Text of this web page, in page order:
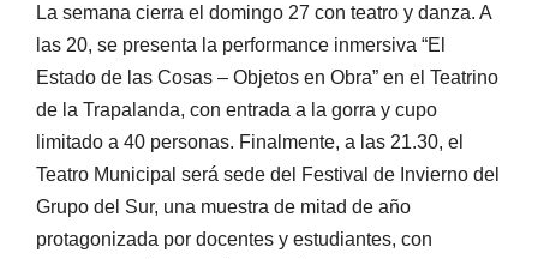
La semana cierra el domingo 27 con teatro y danza. A
las 20, se presenta la performance inmersiva “El
Estado de las Cosas – Objetos en Obra” en el Teatrino
de la Trapalanda, con entrada a la gorra y cupo
limitado a 40 personas. Finalmente, a las 21.30, el
Teatro Municipal será sede del Festival de Invierno del
Grupo del Sur, una muestra de mitad de año
protagonizada por docentes y estudiantes, con